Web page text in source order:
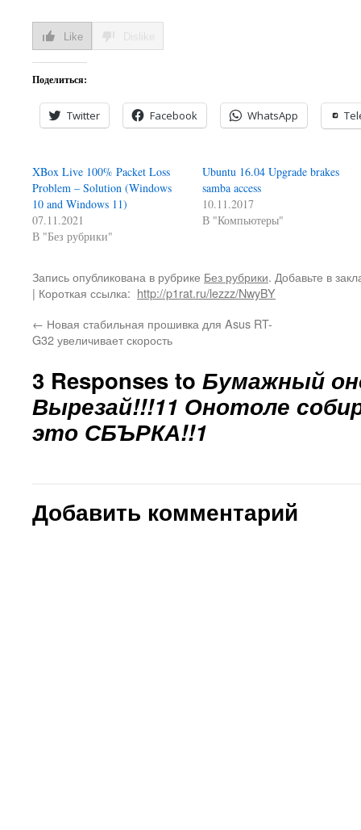
Like
Поделиться:
Twitter Facebook WhatsApp
XBox Live 100% Packet Loss
Problem – Solution (Windows
10 and Windows 11)
07.11.2021
В "Без рубрики"
Ubuntu 16.04 Upgrade brakes
samba access
10.11.2017
В "Компьютеры"
Запись опубликована в рубрике Без рубрики. Добавьте в
| Короткая ссылка: http://p1rat.ru/lezzz/NwyBY
← Новая стабильная прошивка для Asus RT-
G32 увеличивает скорость
3 Responses to Бумажный
Вырезай!!!11 Онотоле
это СБЪРКА!!1
Добавить комментарий